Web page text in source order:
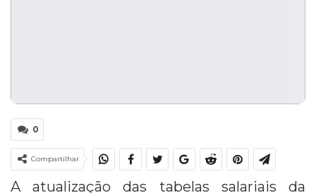
0
Compartilhar
A atualização das tabelas salariais da